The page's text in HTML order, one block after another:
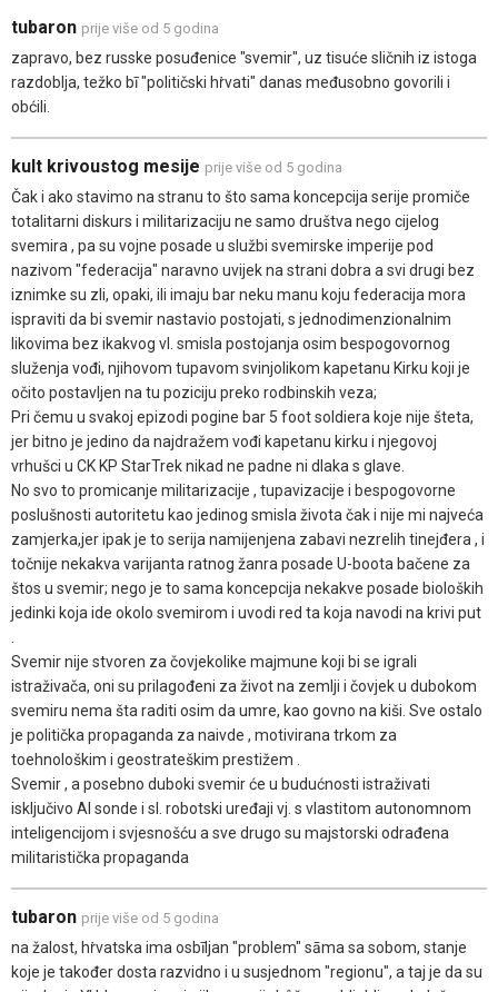
tubaron prije više od 5 godina
zapravo, bez russke posuđenice "svemir", uz tisuće sličnih iz istoga
razdoblja, težko bī "političski hṙvati" danas međusobno govorili i
obćili.
kult krivoustog mesije prije više od 5 godina
Čak i ako stavimo na stranu to što sama koncepcija serije promiče
totalitarni diskurs i militarizaciju ne samo društva nego cijelog
svemira , pa su vojne posade u službi svemirske imperije pod
nazivom "federacija" naravno uvijek na strani dobra a svi drugi bez
iznimke su zli, opaki, ili imaju bar neku manu koju federacija mora
ispraviti da bi svemir nastavio postojati, s jednodimenzionalnim
likovima bez ikakvog vl. smisla postojanja osim bespogovornog
služenja vođi, njihovom tupavom svinjolikom kapetanu Kirku koji je
očito postavljen na tu poziciju preko rodbinskih veza;
Pri čemu u svakoj epizodi pogine bar 5 foot soldiera koje nije šteta,
jer bitno je jedino da najdražem vođi kapetanu kirku i njegovoj
vrhušci u CK KP StarTrek nikad ne padne ni dlaka s glave.
No svo to promicanje militarizacije , tupavizacije i bespogovorne
poslušnosti autoritetu kao jedinog smisla života čak i nije mi najveća
zamjerka,jer ipak je to serija namijenjena zabavi nezrelih tinejđera , i
točnije nekakva varijanta ratnog žanra posade U-boota bačene za
štos u svemir; nego je to sama koncepcija nekakve posade bioloških
jedinki koja ide okolo svemirom i uvodi red ta koja navodi na krivi put
.
Svemir nije stvoren za čovjekolike majmune koji bi se igrali
istraživača, oni su prilagođeni za život na zemlji i čovjek u dubokom
svemiru nema šta raditi osim da umre, kao govno na kiši. Sve ostalo
je politička propaganda za naivde , motivirana trkom za
toehnološkim i geostrateškim prestižem .
Svemir , a posebno duboki svemir će u budućnosti istraživati
isključivo AI sonde i sl. robotski uređaji vj. s vlastitom autonomnom
inteligencijom i svjesnošću a sve drugo su majstorski odrađena
militaristička propaganda
tubaron prije više od 5 godina
na žalost, hṙvatska ima osbīljan "problem" sāma sa sobom, stanje
koje je također dosta razvidno i u susjednom "regionu", a taj je da su